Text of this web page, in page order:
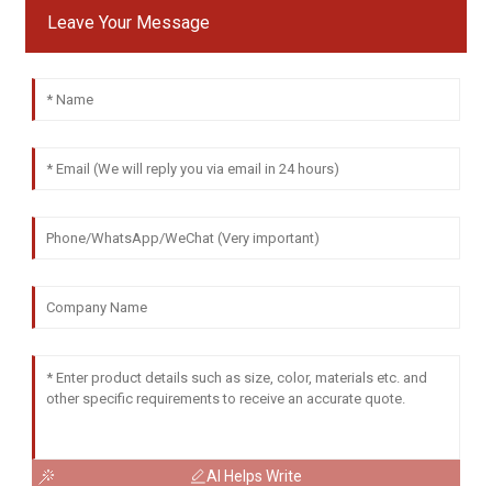
Leave Your Message
AI Helps Write